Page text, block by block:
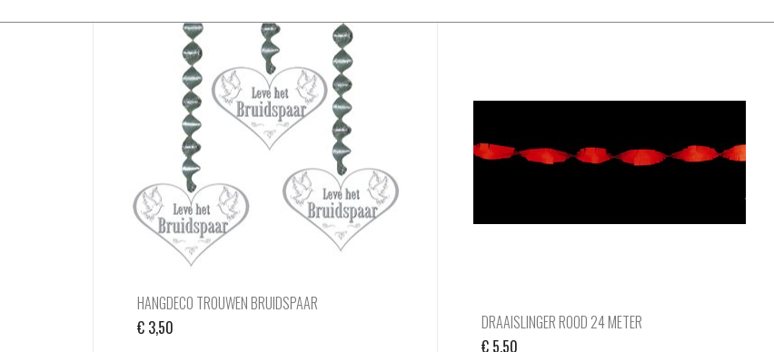
HANGDECO TROUWEN BRUIDSPAAR
€ 3,50
DRAAISLINGER ROOD 24 METER
€ 5,50